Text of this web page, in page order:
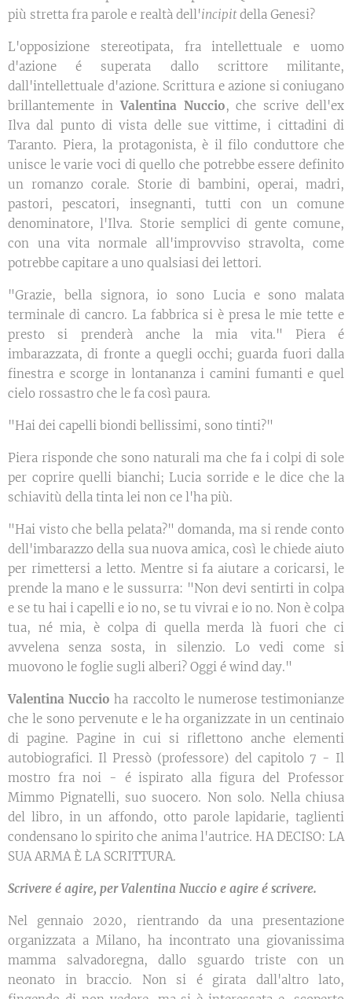
più stretta fra parole e realtà dell'incipitdella Genesi?
L'opposizione stereotipata, fra intellettuale e uomo
d'azione é superata dallo scrittore militante,
dall'intellettuale d'azione. Scrittura e azione si coniugano
brillantemente inValentina Nuccio, che scrive dell'ex
Ilva dal punto di vista delle sue vittime, i cittadini di
Taranto. Piera, la protagonista, è il filo conduttore che
unisce le varie voci di quello che potrebbe essere definito
un romanzo corale. Storie di bambini, operai, madri,
pastori, pescatori, insegnanti, tutti con un comune
denominatore, l'Ilva. Storie semplici di gente comune,
con una vita normale all'improvviso stravolta, come
potrebbe capitare a uno qualsiasi dei lettori.
"Grazie, bella signora, io sono Lucia e sono malata
terminale di cancro. La fabbrica si è presa le mie tette e
presto si prenderà anche la mia vita." Piera é
imbarazzata, di fronte a quegli occhi; guarda fuori dalla
finestra e scorge in lontananza i camini fumanti e quel
cielo rossastro che le fa così paura.
"Hai dei capelli biondi bellissimi, sono tinti?"
Piera risponde che sono naturali ma che fa i colpi di sole
per coprire quelli bianchi; Lucia sorride e le dice che la
schiavitù della tinta lei non ce l'ha più.
"Hai visto che bella pelata?" domanda, ma si rende conto
dell'imbarazzo della sua nuova amica, così le chiede aiuto
per rimettersi a letto. Mentre si fa aiutare a coricarsi, le
prende la mano e le sussurra: "Non devi sentirti in colpa
e se tu hai i capelli e io no, se tu vivrai e io no. Non è colpa
tua, né mia, è colpa di quella merda là fuori che ci
avvelena senza sosta, in silenzio. Lo vedi come si
muovono le foglie sugli alberi? Oggi é wind day."
Valentina Nuccio ha raccolto le numerose testimonianze
che le sono pervenute e le ha organizzate in un centinaio
di pagine. Pagine in cui si riflettono anche elementi
autobiografici. Il Pressò (professore) del capitolo 7 - Il
mostro fra noi - é ispirato alla figura del Professor
Mimmo Pignatelli, suo suocero. Non solo. Nella chiusa
del libro, in un affondo, otto parole lapidarie, taglienti
condensano lo spirito che anima l'autrice. HA DECISO: LA
SUA ARMA È LA SCRITTURA.
Scrivere é agire, per Valentina Nuccio e agire é scrivere.
Nel gennaio 2020, rientrando da una presentazione
organizzata a Milano, ha incontrato una giovanissima
mamma salvadoregna, dallo sguardo triste con un
neonato in braccio. Non si é girata dall'altro lato,